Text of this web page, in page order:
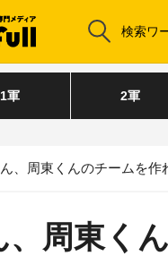
1軍 2軍
ん、周東くんのチームを
、周東く